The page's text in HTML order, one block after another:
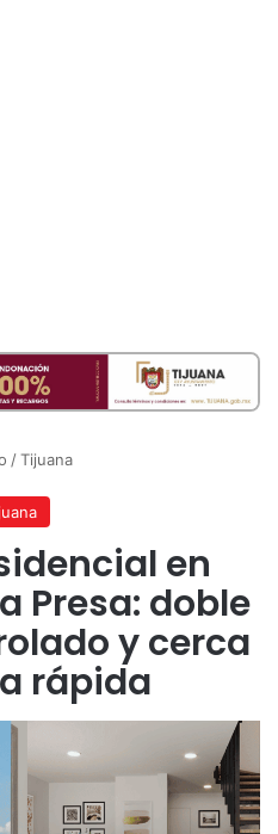
/ Tijuana
en
Presa: doble
y cerca
rápida